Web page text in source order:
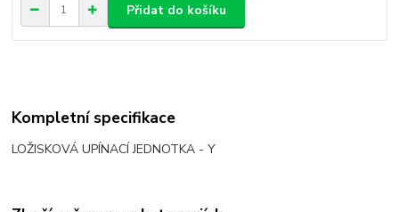
Přidat do košíku
Kompletní specifikace
LOŽISKOVÁ UPÍNACÍ JEDNOTKA - Y